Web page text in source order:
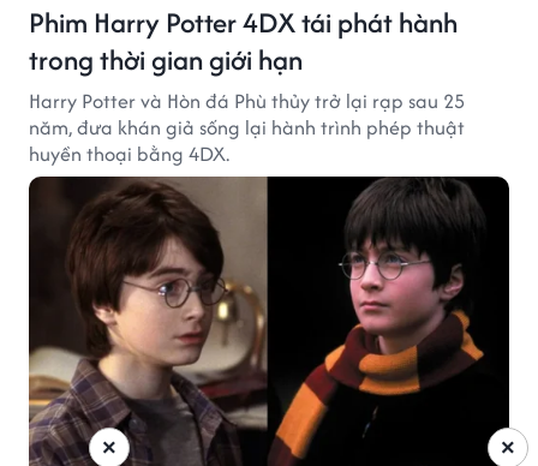
Phim Harry Potter 4DX tái phát hành
trong thời gian giới hạn
Harry Potter và Hòn đá Phù thủy trở lại rạp sau 25
năm, đưa khán giả sống lại hành trình phép thuật
huyền thoại bằng 4DX.
×
×